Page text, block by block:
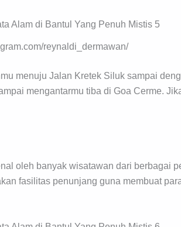
reynaldi_dermawan/
menuju Jalan Kretek Siluk sampai
mengantarmu tiba di Goa Cerme.
oleh banyak wisatawan dari berbagai
fasilitas penunjang guna membuat